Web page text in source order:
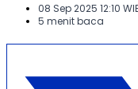
08 Sep 2025 12:10
5 menit baca